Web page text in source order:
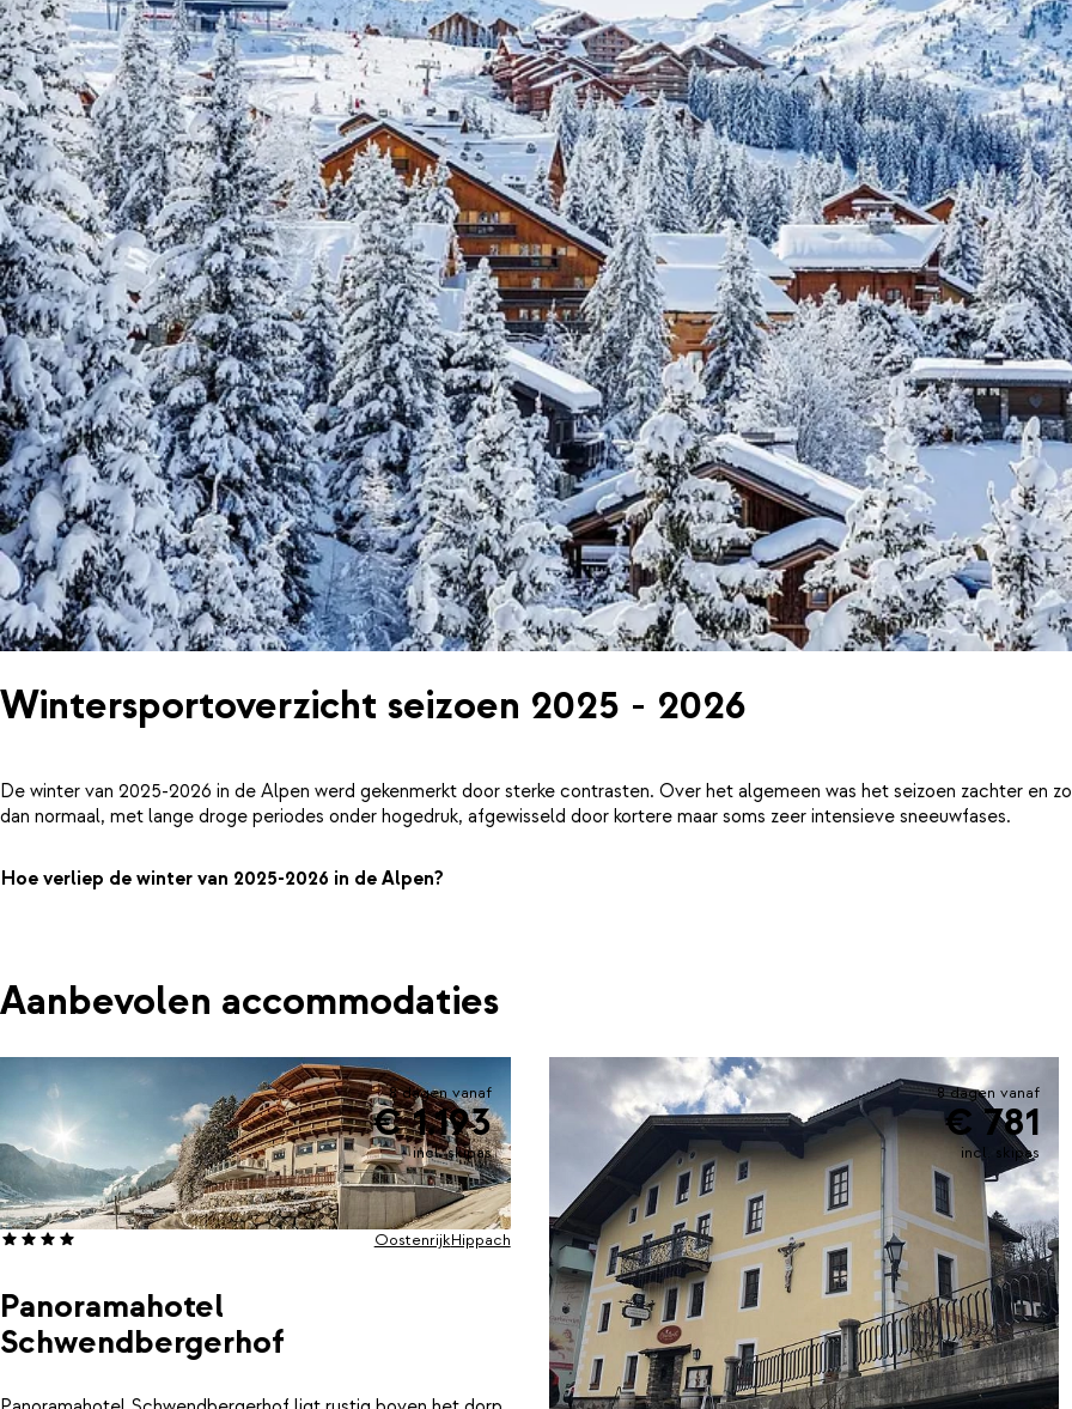
Wintersportoverzicht seizoen 2025 - 2026
De winter van 2025-2026 in de Alpen werd gekenmerkt door sterke contrasten. Over het algemeen was het seizoen zachter en
dan normaal, met lange droge periodes onder hogedruk, afgewisseld door kortere maar soms zeer intensieve sneeuwfases.
Hoe verliep de winter van 2025-2026 in de Alpen?
Aanbevolen accommodaties
8 dagen vanaf
€ 1.193
incl. skipas
Panoramahotel
Schwendbergerhof
OostenrijkHippach
8 dagen vanaf
€ 781
incl. skipas